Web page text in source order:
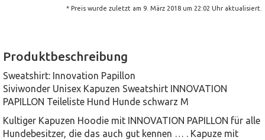
* Preis wurde zuletzt am 9. März 2018 um 22:02 Uhr aktualisiert.
Produktbeschreibung
Sweatshirt: Innovation Papillon
Siviwonder Unisex Kapuzen Sweatshirt INNOVATION
PAPILLON Teileliste Hund Hunde schwarz M
Kultiger Kapuzen Hoodie mit INNOVATION PAPILLON für alle
Hundebesitzer, die das auch gut kennen … . Kapuze mit